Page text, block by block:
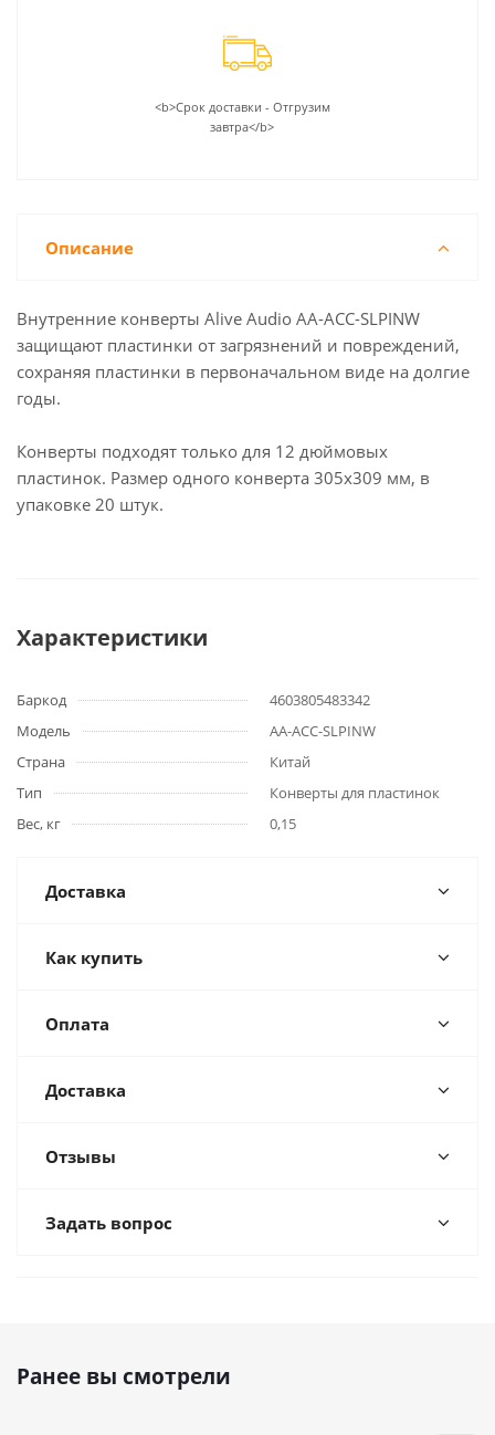
<b>Срок доставки - Отгрузим
завтра</b>
Описание
Внутренние конверты Alive Audio AA-ACC-SLPINW
защищают пластинки от загрязнений и повреждений,
сохраняя пластинки в первоначальном виде на долгие
годы.
Конверты подходят только для 12 дюймовых
пластинок. Размер одного конверта 305х309 мм, в
упаковке 20 штук.
Характеристики
Баркод
4603805483342
Модель
AA-ACC-SLPINW
Страна
Китай
Тип
Конверты для пластинок
Вес, кг
0,15
Доставка
Как купить
Оплата
Доставка
Отзывы
Задать вопрос
Ранее вы смотрели